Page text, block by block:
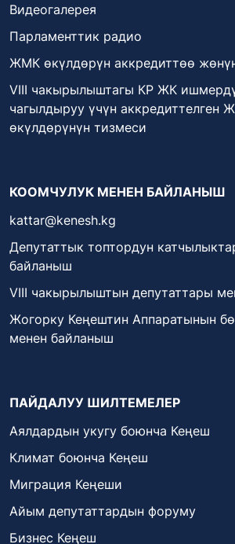
Видеогалерея
Парламенттик радио
ЖМК өкүлдөрүн аккредиттөө
VIII чакырылыштагы КР ЖК
чагылдыруу үчүн аккредиттелген
өкүлдөрүнүн тизмеси
КООМЧУЛУК МЕНЕН БАЙЛАНЫШ
kattar@kenesh.kg
Депутаттык топтордун
байланыш
VIII чакырылыштын депутаттары
Жогорку Кеңештин Аппаратынын
менен байланыш
ПАЙДАЛУУ ШИЛТЕМЕЛЕР
Аялдардын укугу боюнча Кеңеш
Климат боюнча Кеңеш
Миграция Кеңеши
Айым депутаттардын форуму
Бизнес Кеңеш